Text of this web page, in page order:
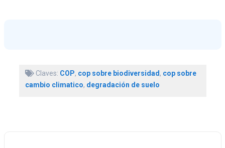
Claves: COP, cop sobre biodiversidad, cop sobre
cambio climatico, degradación de suelo